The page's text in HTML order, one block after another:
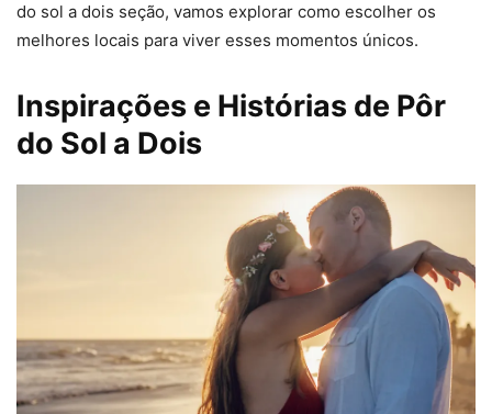
do sol a dois seção, vamos explorar como escolher os
melhores locais para viver esses momentos únicos.
Inspirações e Histórias de Pôr
do Sol a Dois